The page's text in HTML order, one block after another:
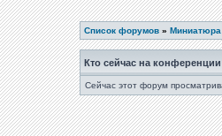
Список форумов » Миниатюра
Кто сейчас на конференции
Сейчас этот форум